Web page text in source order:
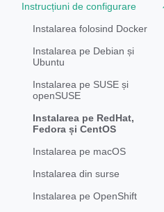
Instrucțiuni de configurare
Instalarea folosind Docker
Instalarea pe Debian și
Ubuntu
Instalarea pe SUSE și
openSUSE
Instalarea pe RedHat,
Fedora și CentOS
Instalarea pe macOS
Instalarea din surse
Instalarea pe OpenShift